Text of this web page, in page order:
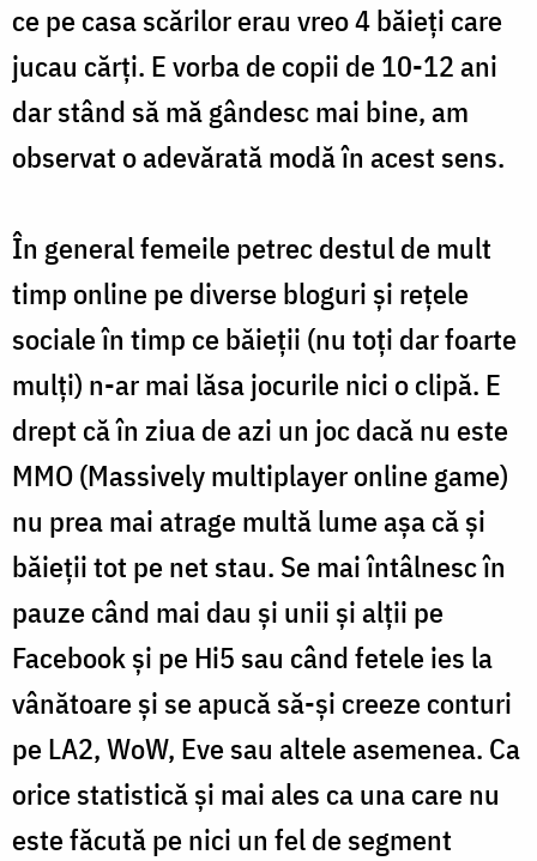
ce pe casa scărilor erau vreo 4 băieți care
jucau cărți. E vorba de copii de 10-12 ani
dar stând să mă gândesc mai bine, am
observat o adevărată modă în acest sens.
În general femeile petrec destul de mult
timp online pe diverse bloguri și rețele
sociale în timp ce băieții (nu toți dar foarte
mulți) n-ar mai lăsa jocurile nici o clipă. E
drept că în ziua de azi un joc dacă nu este
MMO (Massively multiplayer online game)
nu prea mai atrage multă lume așa că și
băieții tot pe net stau. Se mai întâlnesc în
pauze când mai dau și unii și alții pe
Facebook și pe Hi5 sau când fetele ies la
vânătoare și se apucă să-și creeze conturi
pe LA2, WoW, Eve sau altele asemenea. Ca
orice statistică și mai ales ca una care nu
este făcută pe nici un fel de segment